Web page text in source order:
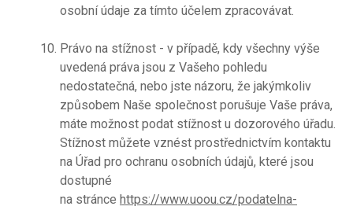
osobní údaje za tímto účelem zpracovávat.
Právo na stížnost - v případě, kdy všechny výše
uvedená práva jsou z Vašeho pohledu
nedostatečná, nebo jste názoru, že jakýmkoliv
způsobem Naše společnost porušuje Vaše práva,
máte možnost podat stížnost u dozorového úřadu.
Stížnost můžete vznést prostřednictvím kontaktu
na Úřad pro ochranu osobních údajů, které jsou
dostupné
na stránce https://www.uoou.cz/podatelna-